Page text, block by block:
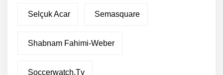
Selçuk Acar Semasquare
Shabnam Fahimi-Weber
Soccerwatch.tv